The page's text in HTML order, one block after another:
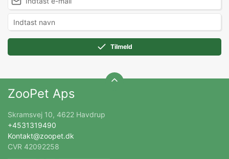
Tilmeld
ZooPet Aps
Skramsvej 10, 4622 Havdrup
+4531319490
Kontakt@zoopet.dk
CVR 42092258